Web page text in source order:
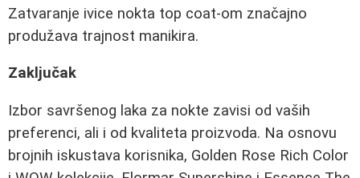
Zatvaranje ivice nokta top coat-om značajno
produžava trajnost manikira.
Zaključak
Izbor savršenog laka za nokte zavisi od vaših
preferenci, ali i od kvaliteta proizvoda. Na osnovu
brojnih iskustava korisnika, Golden Rose Rich Color